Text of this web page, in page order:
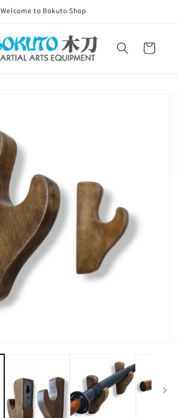
Welcome to Bokuto Shop
Cart